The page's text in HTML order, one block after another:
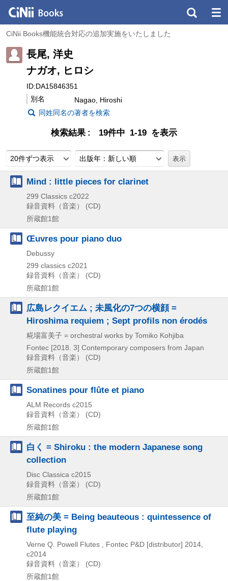
CiNii Books機能統合対応の追加実施をいたしました
長尾, 洋史
ナガオ, ヒロシ
ID:DA15846351
別名
Nagao, Hiroshi
同姓同名の著者を検索
検索結果 19件中 1-19 を表示
20件ずつ表示 出版年：新しい順
Mind : little pieces for clarinet
299 Classics c2022
録音資料（音楽） (CD)
所蔵館1館
Œuvres pour piano duo
Debussy
299 classics c2021
録音資料（音楽） (CD)
所蔵館1館
広島レクイエム ; 未風化の7つの横顔 =
Hiroshima requiem ; Sept profils non érodés
糀場富美子 = orchestral works by Tomiko Kohjiba
Fontec [2018. 3] Contemporary composers from Japan
録音資料（音楽） (CD)
所蔵館1館
Sonatines pour flûte et piano
ALM Records c2015
録音資料（音楽） (CD)
所蔵館1館
白く = Shiroku : the modern Japanese song
collection
Disc Classica c2015
録音資料（音楽） (CD)
所蔵館1館
至純の美 = Being beauteous : quintessence of
flute playing
Verne Q. Powell Flutes , Fontec P&D [distributor] 2014,
c2014
録音資料（音楽） (CD)
所蔵館1館